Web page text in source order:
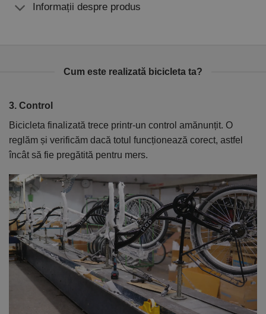
Informații despre produs
Cum este realizată bicicleta ta?
1. Proiect
La început proiectăm bicicleta – alegem forma cadrului și
toate componentele astfel încât să fie confortabilă, sigură și
durabilă.